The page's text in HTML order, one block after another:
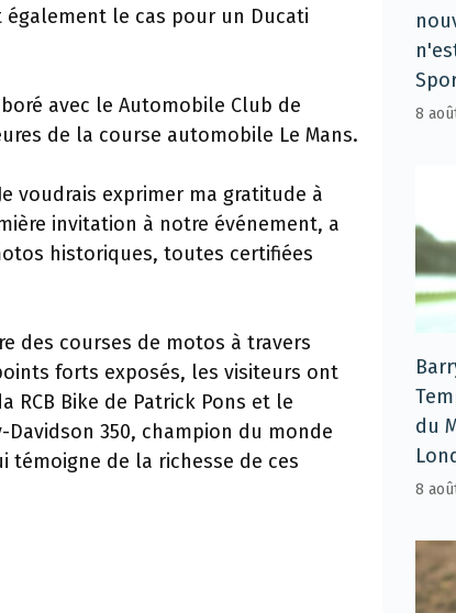
le cas pour un Ducati
avec le Automobile Club de
de la course automobile Le Mans.
voudrais exprimer ma gratitude à
invitation à notre événement, a
historiques, toutes certifiées
des courses de motos à travers
forts exposés, les visiteurs ont
RCB Bike de Patrick Pons et le
350, champion du monde
témoigne de la richesse de ces
8
du
8